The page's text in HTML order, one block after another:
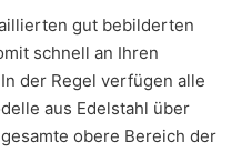
gut bebilderten
schnell an Ihren
der Regel verfügen alle
aus Edelstahl über
obere Bereich der